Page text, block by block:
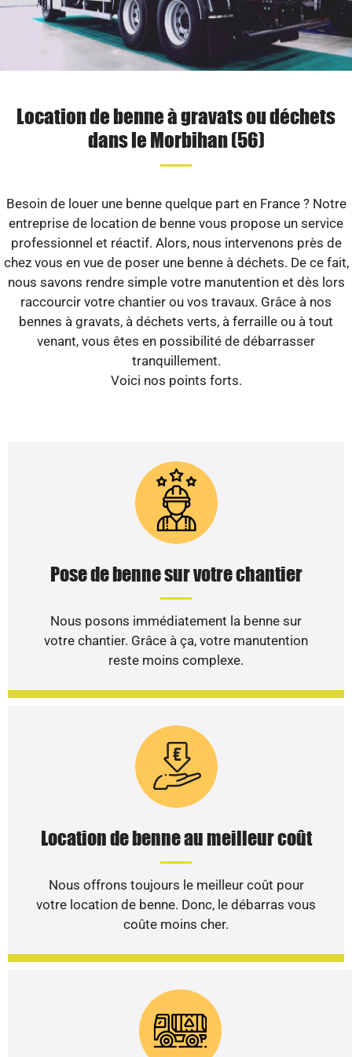
Location de benne à gravats ou déchets
dans le Morbihan (56)
Besoin de louer une benne quelque part en France ? Notre
entreprise de location de benne vous propose un service
professionnel et réactif. Alors, nous intervenons près de
chez vous en vue de poser une benne à déchets. De ce fait,
nous savons rendre simple votre manutention et dès lors
raccourcir votre chantier ou vos travaux. Grâce à nos
bennes à gravats, à déchets verts, à ferraille ou à tout
venant, vous êtes en possibilité de débarrasser
tranquillement.
Voici nos points forts.
Pose de benne sur votre chantier
Nous posons immédiatement la benne sur
votre chantier. Grâce à ça, votre manutention
reste moins complexe.
Location de benne au meilleur coût
Nous offrons toujours le meilleur coût pour
votre location de benne. Donc, le débarras vous
coûte moins cher.